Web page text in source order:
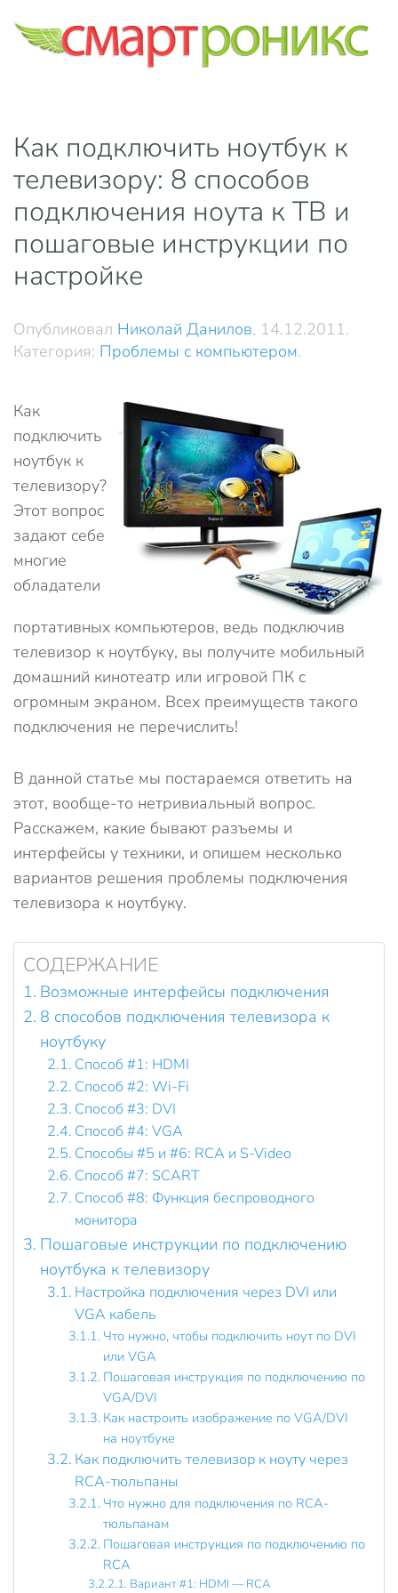
Skip to main content
Как подключить ноутбук к
телевизору: 8 способов
подключения ноута к ТВ и
пошаговые инструкции по
настройке
Опубликовал Николай Данилов, 14.12.2011.
Категория: Проблемы с компьютером.
Как
подключить
ноутбук к
телевизору?
Этот вопрос
задают себе
многие
обладатели
портативных компьютеров, ведь подключив
телевизор к ноутбуку, вы получите мобильный
домашний кинотеатр или игровой ПК с
огромным экраном. Всех преимуществ такого
подключения не перечислить!
В данной статье мы постараемся ответить на
этот, вообще-то нетривиальный вопрос.
Расскажем, какие бывают разъемы и
интерфейсы у техники, и опишем несколько
вариантов решения проблемы подключения
телевизора к ноутбуку.
СОДЕРЖАНИЕ
Возможные интерфейсы подключения
8 способов подключения телевизора к
ноутбуку
Способ #1: HDMI
Способ #2: Wi-Fi
Способ #3: DVI
Способ #4: VGA
Способы #5 и #6: RCA и S-Video
Способ #7: SCART
Способ #8: Функция беспроводного
монитора
Пошаговые инструкции по подключению
ноутбука к телевизору
Настройка подключения через DVI или
VGA кабель
Что нужно, чтобы подключить ноут по DVI
или VGA
Пошаговая инструкция по подключению по
VGA/DVI
Как настроить изображение по VGA/DVI
на ноутбуке
Как подключить телевизор к ноуту через
RCA-тюльпаны
Что нужно для подключения по RCA-
тюльпанам
Пошаговая инструкция по подключению по
RCA
Вариант #1: HDMI — RCA